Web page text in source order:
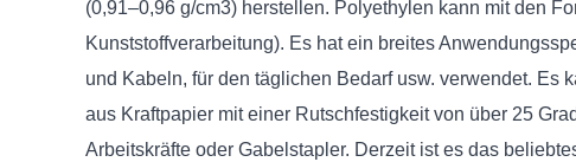
(0,91–0,96 g/cm3) herstellen. Polyethylen kann mit den
Kunststoffverarbeitung). Es hat ein breites
und Kabeln, für den täglichen Bedarf usw. verwendet. Es
aus Kraftpapier mit einer Rutschfestigkeit von über 25
Arbeitskräfte oder Gabelstapler. Derzeit ist es das